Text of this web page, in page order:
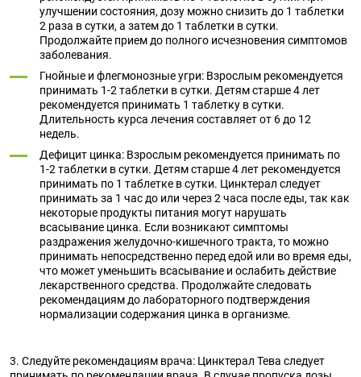
улучшении состояния, дозу можно снизить до 1 таблетки
2 раза в сутки, а затем до 1 таблетки в сутки.
Продолжайте прием до полного исчезновения симптомов
заболевания.
Гнойные и флегмонозные угри: Взрослым рекомендуется
принимать 1-2 таблетки в сутки. Детям старше 4 лет
рекомендуется принимать 1 таблетку в сутки.
Длительность курса лечения составляет от 6 до 12
недель.
Дефицит цинка: Взрослым рекомендуется принимать по
1-2 таблетки в сутки. Детям старше 4 лет рекомендуется
принимать по 1 таблетке в сутки. Цинктерал следует
принимать за 1 час до или через 2 часа после еды, так как
некоторые продукты питания могут нарушать
всасывание цинка. Если возникают симптомы
раздражения желудочно-кишечного тракта, то можно
принимать непосредственно перед едой или во время еды,
что может уменьшить всасывание и ослабить действие
лекарственного средства. Продолжайте следовать
рекомендациям до лабораторного подтверждения
нормализации содержания цинка в организме.
3. Следуйте рекомендациям врача: Цинктерал Тева следует